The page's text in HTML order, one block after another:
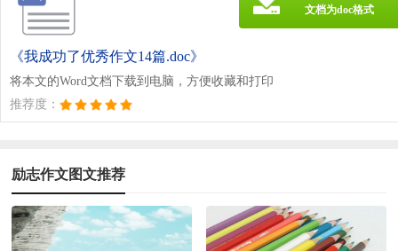
《我成功了优秀作文14篇.doc》
将本文的Word文档下载到电脑，方便收藏和打印
推荐度：
文档为doc格式
励志作文图文推荐